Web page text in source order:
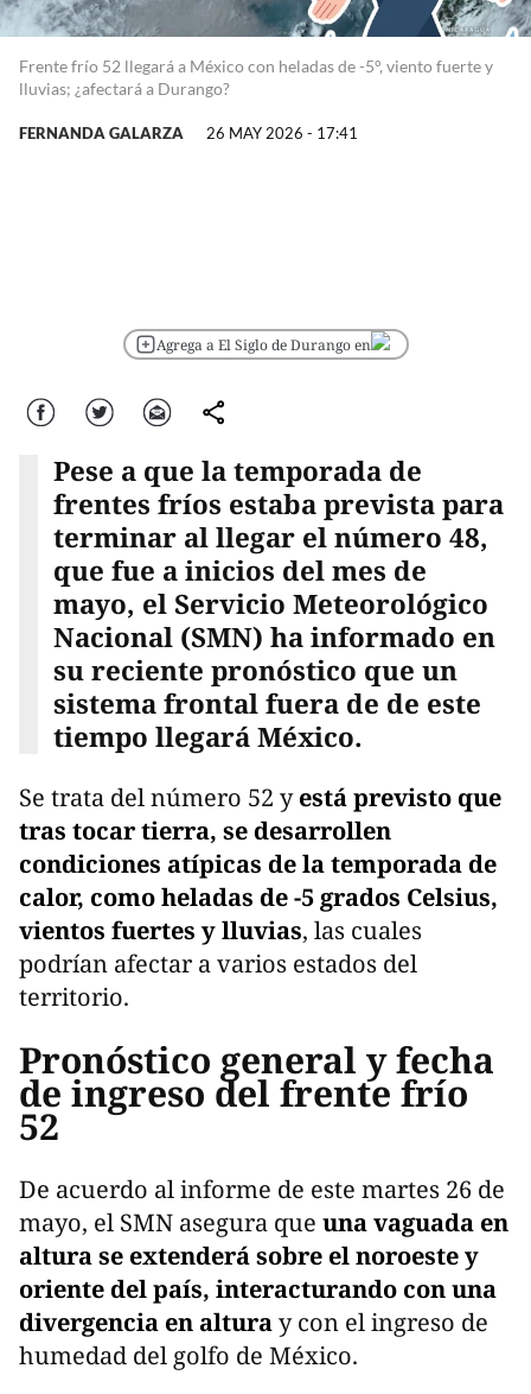
Frente frío 52 llegará a México con heladas de -5°, viento fuerte y
lluvias; ¿afectará a Durango?
FERNANDA GALARZA 26 MAY 2026 - 17:41
Agrega a El Siglo de Durango en
Facebook Twitter Correo comparte
Pese a que la temporada de
frentes fríos estaba prevista para
terminar al llegar el número 48,
que fue a inicios del mes de
mayo, el Servicio Meteorológico
Nacional (SMN) ha informado en
su reciente pronóstico que un
sistema frontal fuera de de este
tiempo llegará México.
Se trata del número 52 yestá previsto que
tras tocar tierra, se desarrollen
condiciones atípicas de la temporada de
calor, como heladas de -5 grados Celsius,
vientos fuertes y lluvias, las cuales
podrían afectar a varios estados del
territorio.
Pronóstico general y fecha
de ingreso del frente frío
52
De acuerdo al informe de este martes 26 de
mayo, el SMN asegura que una vaguada en
altura se extenderá sobre el noroeste y
oriente del país, interacturando con una
divergencia en alturay con el ingreso de
humedad del golfo de México.